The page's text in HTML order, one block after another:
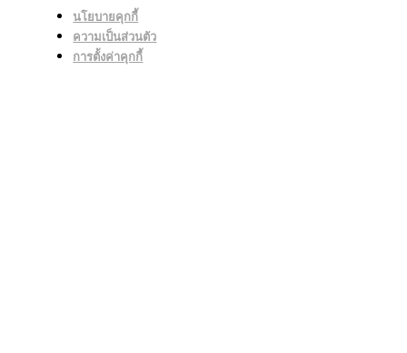
นโยบายคุกกี้
ความเป็นส่วนตัว
การตั้งค่าคุกกี้